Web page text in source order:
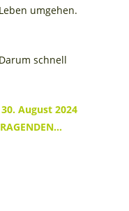
umgehen.
schnell
August 2024